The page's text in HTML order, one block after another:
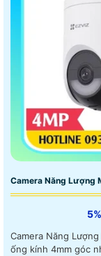
Camera Năng Lượng
Camera Năng
ống kính 4mm góc